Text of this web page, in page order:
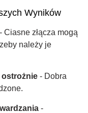
Wyników
- Ciasne złącza mogą
należy je
ostrożnie - Dobra
-